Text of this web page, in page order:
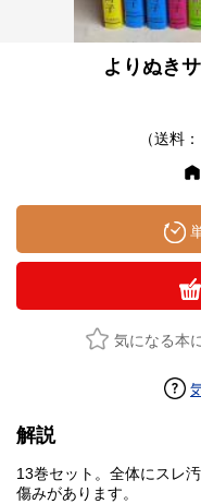
よりぬき
（送料
気になる本
解説
13巻セット。全体にスレ
傷みがあります。